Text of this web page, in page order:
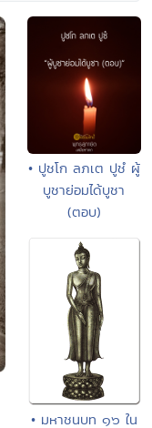
• ปูชโก ลภเต ปูชํ ผู้
บูชาย่อมได้บูชา
(ตอบ)
• มหาชนบท ๑๖ ใน